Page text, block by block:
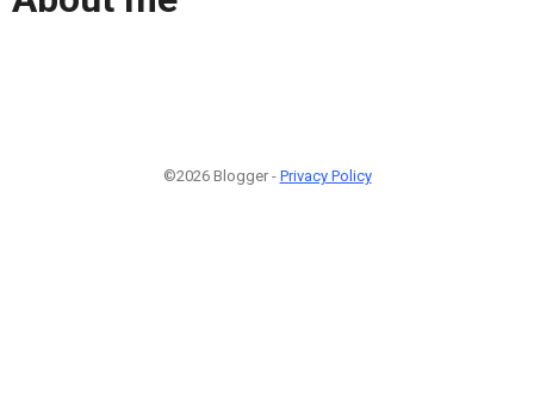
©2026 Blogger - Privacy Policy